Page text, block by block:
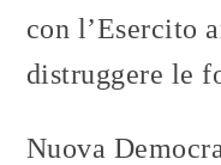
con l’Esercito
distruggere le
Nuova